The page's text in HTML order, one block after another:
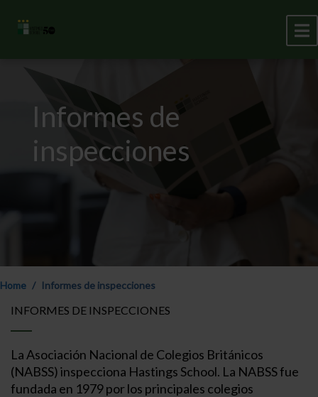
Informes de
inspecciones
Home Informes de inspecciones
INFORMES DE INSPECCIONES
La Asociación Nacional de Colegios Británicos
(NABSS) inspecciona Hastings School. La NABSS fue
fundada en 1979 por los principales colegios